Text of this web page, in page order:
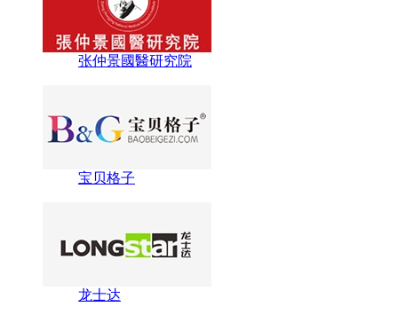
张仲景國醫研究院
宝贝格子
龙士达